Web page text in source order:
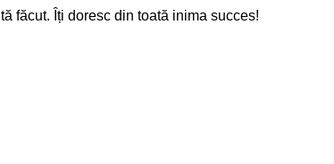
făcut. Îți doresc din toată inima succes!